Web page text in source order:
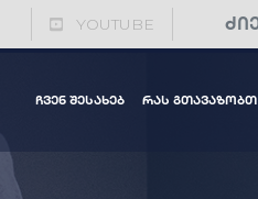
YOUTUBE
ჩვენ შესახებ რას გთავაზობთ